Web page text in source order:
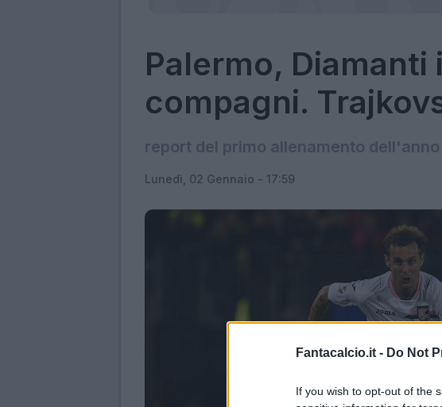
Fantacalcio.it - Do Not
If you wish to opt-out of the
Palermo,
compagni.
report del primo allenamento
Lunedì, 02 Gennaio - 17:59